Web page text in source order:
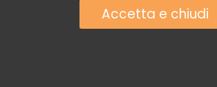
Accetta e chiudi